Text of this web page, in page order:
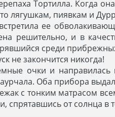
Тортилла. Когда
лягушкам, пиявкам и
ее
решительно, и в
среди
не закончится никогда!
очки и
Оба прибора
с тонким матрасом
спрятавшись от солнца в